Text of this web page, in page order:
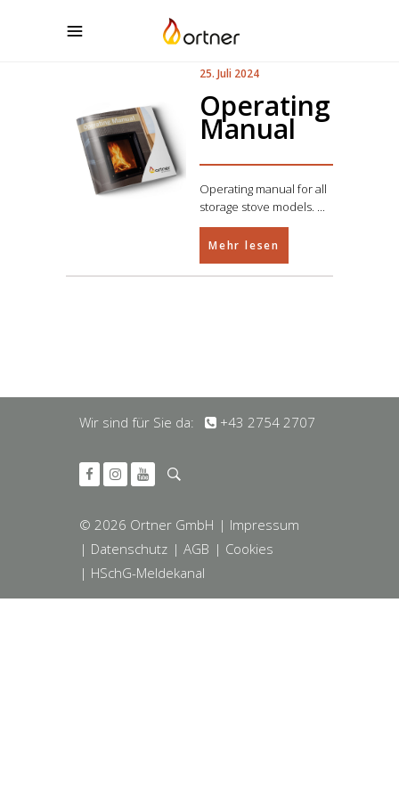
25. Juli 2024
Operating
Manual
Operating manual for all
storage stove models.
Mehr lesen
Wir sind für Sie da: +43 2754 2707
© 2026 Ortner GmbH | Impressum
| Datenschutz | AGB | Cookies
| HSchG-Meldekanal